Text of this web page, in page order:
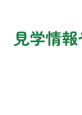
見学情